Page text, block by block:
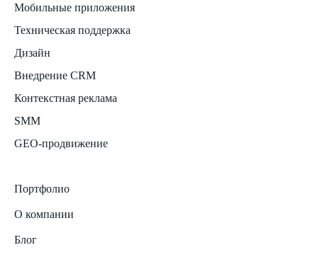
Мобильные приложения
Техническая поддержка
Дизайн
Внедрение CRM
Контекстная реклама
SMM
GEO-продвижение
Портфолио
О компании
Блог